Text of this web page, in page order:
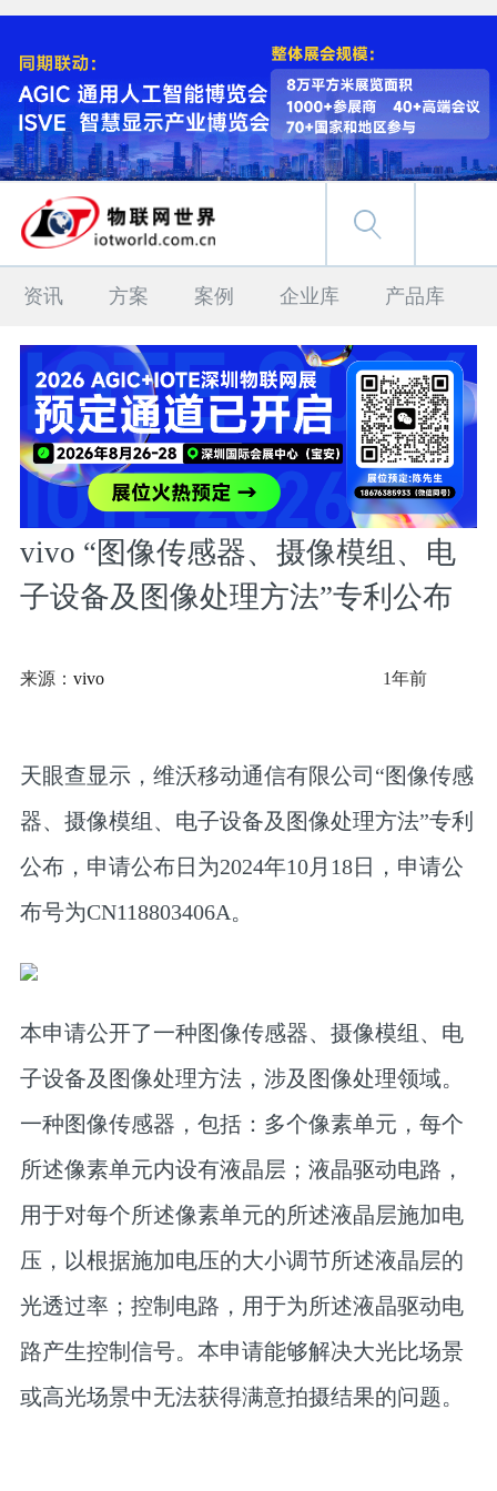
资讯 方案 案例 企业库 产品库
vivo “图像传感器、摄像模组、电
子设备及图像处理方法”专利公布
来源： vivo 1年前
天眼查显示，维沃移动通信有限公司“图像传感
器、摄像模组、电子设备及图像处理方法”专利
公布，申请公布日为2024年10月18日，申请公
布号为CN118803406A。
本申请公开了一种图像传感器、摄像模组、电
子设备及图像处理方法，涉及图像处理领域。
一种图像传感器，包括：多个像素单元，每个
所述像素单元内设有液晶层；液晶驱动电路，
用于对每个所述像素单元的所述液晶层施加电
压，以根据施加电压的大小调节所述液晶层的
光透过率；控制电路，用于为所述液晶驱动电
路产生控制信号。本申请能够解决大光比场景
或高光场景中无法获得满意拍摄结果的问题。